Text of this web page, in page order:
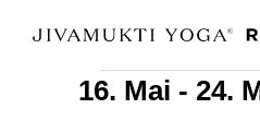
16. Mai - 24.